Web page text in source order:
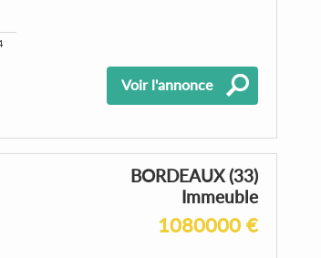
Voir l'annonce
BORDEAUX (33)
Immeuble
1080000 €